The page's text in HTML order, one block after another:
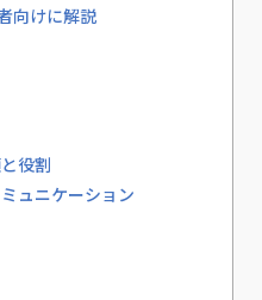
向けに解説
役割
ュニケーション